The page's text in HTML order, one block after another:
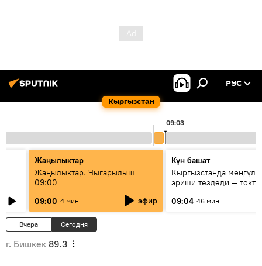
Кыргызстан
РУС
09:03
Жаңылыктар
Жаңылыктар. Чыгарылыш
09:00
09:00 4 мин эфир
Күн башат
Кыргызстанда
эриши тездеди —
09:04 46 мин
Вчера Сегодня
г. Бишкек 89.3